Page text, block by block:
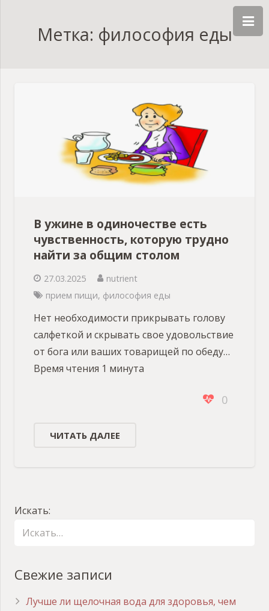
Метка: философия еды
В ужине в одиночестве есть
чувственность, которую трудно
найти за общим столом
27.03.2025
nutrient
прием пищи, философия еды
Нет необходимости прикрывать голову
салфеткой и скрывать свое удовольствие
от бога или ваших товарищей по обеду…
Время чтения 1 минута
0
ЧИТАТЬ ДАЛЕЕ
Искать:
Свежие записи
Лучше ли щелочная вода для здоровья, чем